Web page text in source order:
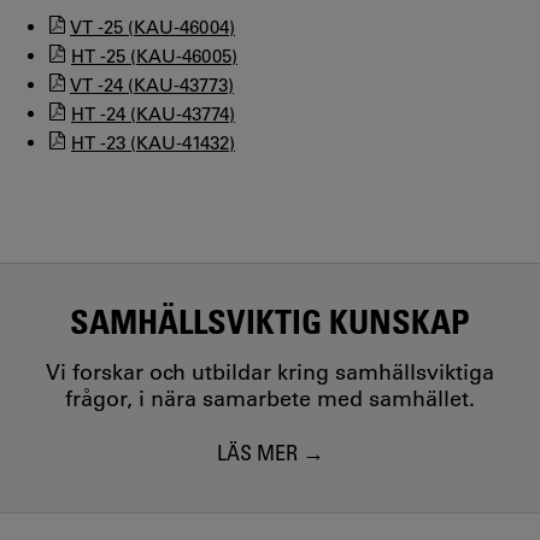
VT -25 (KAU-46004)
HT -25 (KAU-46005)
VT -24 (KAU-43773)
HT -24 (KAU-43774)
HT -23 (KAU-41432)
SAMHÄLLSVIKTIG KUNSKAP
Vi forskar och utbildar kring samhällsviktiga
frågor, i nära samarbete med samhället.
LÄS MER